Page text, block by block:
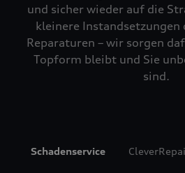
und sicher wieder auf die
kleinere Instandsetzungen
Reparaturen – wir sorgen
Topform bleibt und Sie
sind.
Schadenservice